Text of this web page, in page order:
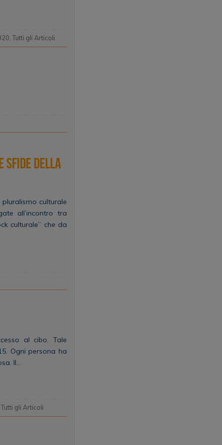
,Tutti gli Articoli
sfide della
culturale
all’incontro tra
culturale” che da
al cibo. Tale
Ogni persona ha
Il…
Tutti gli Articoli